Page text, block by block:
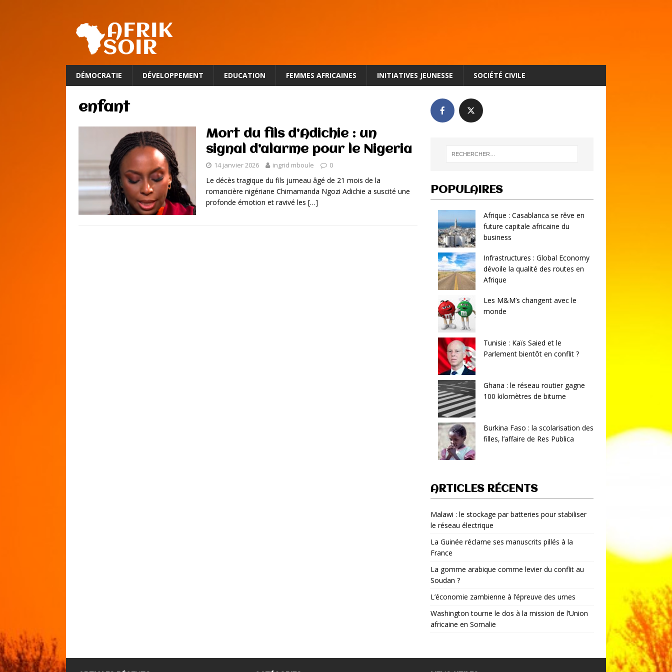
DÉMOCRATIE DÉVELOPPEMENT EDUCATION FEMMES AFRICAINES INITIATIVES JEUNESSE SOCIÉTÉ CIVILE
enfant
Mort du fils d’Adichie : un
signal d’alarme pour le Nigeria
14 janvier 2026 ingrid mboule 0
Le décès tragique du fils jumeau âgé de 21 mois de la
romancière nigériane Chimamanda Ngozi Adichie a suscité une
profonde émotion et ravivé les […]
POPULAIRES
Afrique : Casablanca se rêve en
future capitale africaine du
business
Infrastructures : Global Economy
dévoile la qualité des routes en
Afrique
Les M&M’s changent avec le
monde
Tunisie : Kaïs Saied et le
Parlement bientôt en conflit ?
Ghana : le réseau routier gagne
100 kilomètres de bitume
Burkina Faso : la scolarisation des
filles, l’affaire de Res Publica
ARTICLES RÉCENTS
Malawi : le stockage par batteries pour stabiliser
le réseau électrique
La Guinée réclame ses manuscrits pillés à la
France
La gomme arabique comme levier du conflit au
Soudan ?
L’économie zambienne à l’épreuve des urnes
Washington tourne le dos à la mission de l’Union
africaine en Somalie